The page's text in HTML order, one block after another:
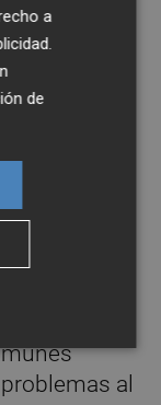
los
que
de
Fincas de
al
de
los
al
a
de